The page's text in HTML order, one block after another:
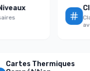
Niveaux
Cartes Thermiques